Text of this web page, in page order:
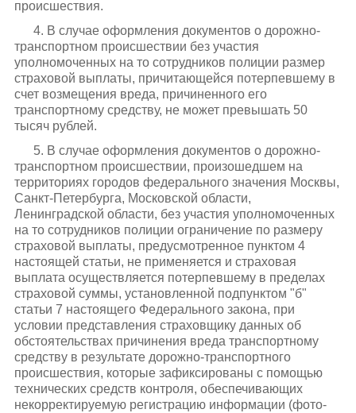
происшествия.
4. В случае оформления документов о дорожно-
транспортном происшествии без участия
уполномоченных на то сотрудников полиции размер
страховой выплаты, причитающейся потерпевшему в
счет возмещения вреда, причиненного его
транспортному средству, не может превышать 50
тысяч рублей.
5. В случае оформления документов о дорожно-
транспортном происшествии, произошедшем на
территориях городов федерального значения Москвы,
Санкт-Петербурга, Московской области,
Ленинградской области, без участия уполномоченных
на то сотрудников полиции ограничение по размеру
страховой выплаты, предусмотренное пунктом 4
настоящей статьи, не применяется и страховая
выплата осуществляется потерпевшему в пределах
страховой суммы, установленной подпунктом "б"
статьи 7 настоящего Федерального закона, при
условии представления страховщику данных об
обстоятельствах причинения вреда транспортному
средству в результате дорожно-транспортного
происшествия, которые зафиксированы с помощью
технических средств контроля, обеспечивающих
некорректируемую регистрацию информации (фото-